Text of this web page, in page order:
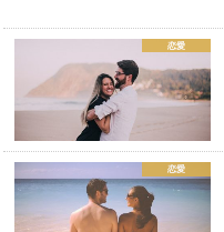
恋愛
恋愛